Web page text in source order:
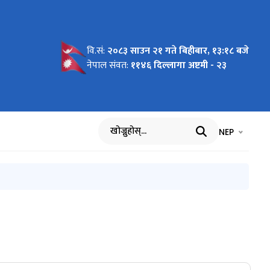
६०
देखि
वि.सं: २०८३ साउन २१ गते बिहीबार, १३:१८ बजे
नेपाल संवत: ११४६ दिल्लागा अष्टमी - २३
खोज्नुहोस् भाषा चयन
NEP